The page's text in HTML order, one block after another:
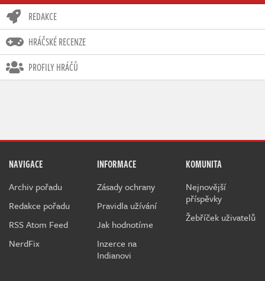
REDAKCE
HRÁČSKÉ RECENZE
PROFILY HRÁČŮ
NAVIGACE
Archiv pořadu
Redakce pořadu
RSS Atom Feed
NerdFix
INFORMACE
Zásady ochrany
Pravidla užívání
Jak hodnotíme
Inzerce na
Indianovi
KOMUNITA
Nejnovější
příspěvky
Žebříček uživatelů